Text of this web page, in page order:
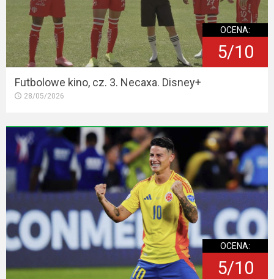
OCENA:
5/10
Futbolowe kino, cz. 3. Necaxa. Disney+
28/05/2026
OCENA:
5/10